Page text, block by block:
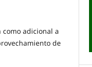
adicional a
de